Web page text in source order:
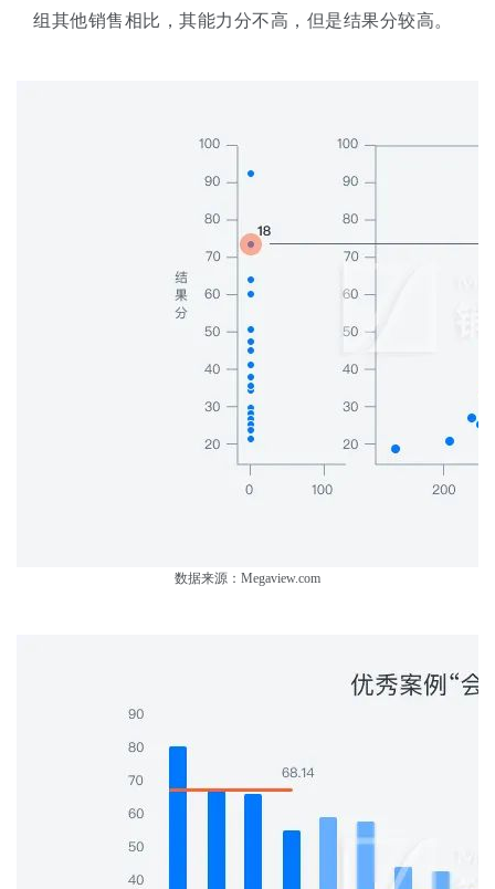
组其他销售相比，其能力分不高，但是结果分较高。
数据来源：Megaview.com